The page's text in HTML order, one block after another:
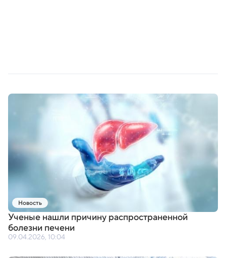
Новость
Ученые нашли причину распространенной
болезни печени
09.04.2026, 10:04